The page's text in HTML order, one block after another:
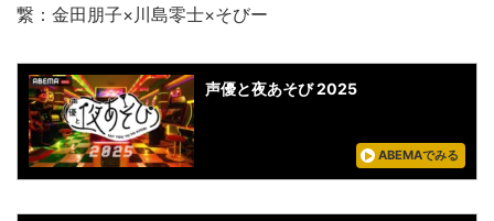
繋：金田朋子×川島零士×そびー
声優と夜あそび 2025
ABEMAでみる